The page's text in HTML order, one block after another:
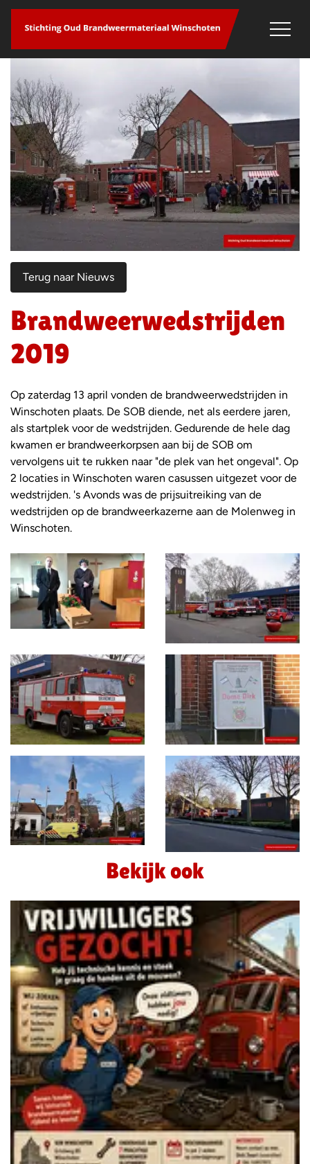
overslaan
Terug naar Nieuws
Brandweerwedstrijden
2019
Op zaterdag 13 april vonden de brandweerwedstrijden in
Winschoten plaats. De SOB diende, net als eerdere jaren,
als startplek voor de wedstrijden. Gedurende de hele dag
kwamen er brandweerkorpsen aan bij de SOB om
vervolgens uit te rukken naar "de plek van het ongeval". Op
2 locaties in Winschoten waren casussen uitgezet voor de
wedstrijden. 's Avonds was de prijsuitreiking van de
wedstrijden op de brandweerkazerne aan de Molenweg in
Winschoten.
Foto
album
overslaan
Bekijk ook